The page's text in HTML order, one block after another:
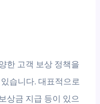
한 고객 보상 정책을
습니다. 대표적으로
상금 지급 등이 있으